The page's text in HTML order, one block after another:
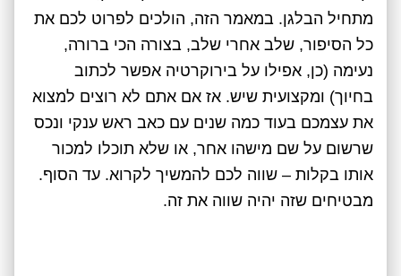
מתחיל הבלגן. במאמר הזה, הולכים לפרוט לכם את
כל הסיפור, שלב אחרי שלב, בצורה הכי ברורה,
נעימה (כן, אפילו על בירוקרטיה אפשר לכתוב
בחיוך) ומקצועית שיש. אז אם אתם לא רוצים למצוא
את עצמכם בעוד כמה שנים עם כאב ראש ענקי ונכס
שרשום על שם מישהו אחר, או שלא תוכלו למכור
אותו בקלות – שווה לכם להמשיך לקרוא. עד הסוף.
מבטיחים שזה יהיה שווה את זה.